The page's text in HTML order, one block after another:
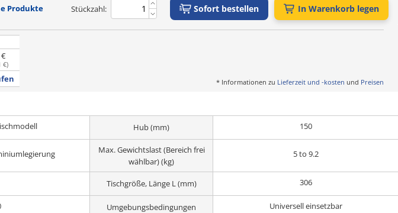
Produkte Stückzahl: Sofort bestellen In Warenkorb legen
€)
* Informationen zu Lieferzeit und -kosten und Preisen
Hub (mm) 150
Max. Gewichtslast (Bereich frei
wählbar) (kg)
5 to 9.2
Tischgröße, Länge L (mm) 306
Umgebungsbedingungen Universell einsetzbar